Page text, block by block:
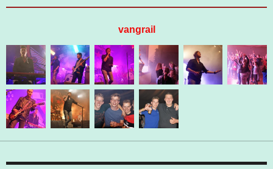
vangrail